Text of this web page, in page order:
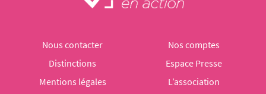
Nous contacter
Nos comptes
Distinctions
Espace Presse
Mentions légales
L’association